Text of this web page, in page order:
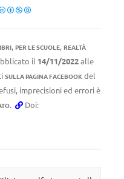
, PER LE SCUOLE, REALTÀ
il 14/11/2022alle
SULLA PAGINA FACEBOOK del
imprecisioni ed errori è
. Doi: